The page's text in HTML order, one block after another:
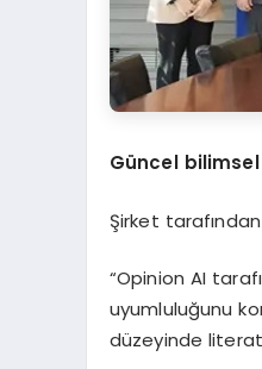
Güncel
Şirket
“Opinion AI
uyumluluğunu
düzeyinde